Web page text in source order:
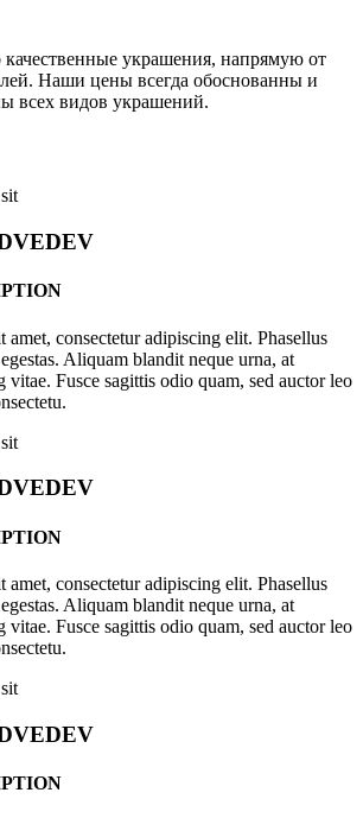
украшения, напрямую от
Наши цены всегда обоснованны и
всех видов украшений.
consectetur adipiscing elit. Phasellus
Aliquam blandit neque urna, at
vitae. Fusce sagittis odio quam, sed auctor leo
consectetur adipiscing elit. Phasellus
Aliquam blandit neque urna, at
vitae. Fusce sagittis odio quam, sed auctor leo